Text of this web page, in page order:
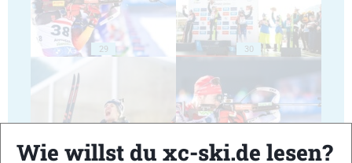
29 30
Wie willst du xc-ski.de lesen?